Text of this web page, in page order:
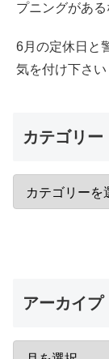
プニングがある
6月の定休日と
気を付け下さい
カテゴリー
アーカイプ